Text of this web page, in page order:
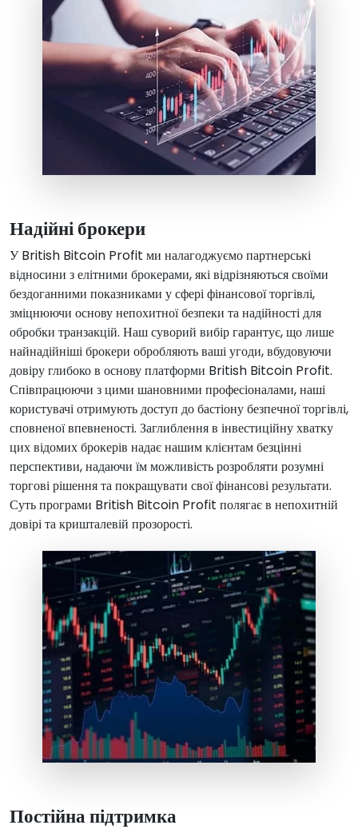
Надійні брокери
У British Bitcoin Profit ми налагоджуємо партнерські
відносини з елітними брокерами, які відрізняються своїми
бездоганними показниками у сфері фінансової торгівлі,
зміцнюючи основу непохитної безпеки та надійності для
обробки транзакцій. Наш суворий вибір гарантує, що лише
найнадійніші брокери обробляють ваші угоди, вбудовуючи
довіру глибоко в основу платформи British Bitcoin Profit.
Співпрацюючи з цими шановними професіоналами, наші
користувачі отримують доступ до бастіону безпечної торгівлі,
сповненої впевненості. Заглиблення в інвестиційну хватку
цих відомих брокерів надає нашим клієнтам безцінні
перспективи, надаючи їм можливість розробляти розумні
торгові рішення та покращувати свої фінансові результати.
Суть програми British Bitcoin Profit полягає в непохитній
довірі та кришталевій прозорості.
Постійна підтримка